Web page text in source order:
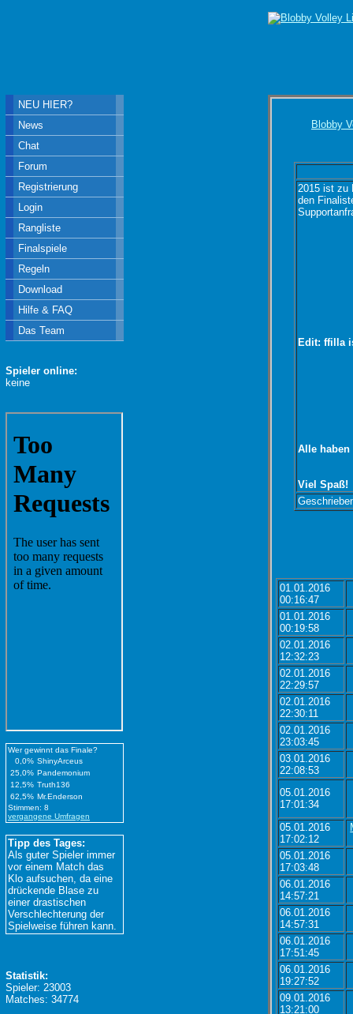
Blobby
2015 ist zu
den
Edit: ffilla
Alle
Viel Spaß!
01.01.2016
00:16:47
01.01.2016
00:19:58
02.01.2016
12:32:23
02.01.2016
22:29:57
02.01.2016
22:30:11
02.01.2016
23:03:45
03.01.2016
22:08:53
05.01.2016
17:01:34
05.01.2016
17:02:12
05.01.2016
17:03:48
06.01.2016
14:57:21
06.01.2016
14:57:31
06.01.2016
17:51:45
06.01.2016
19:27:52
09.01.2016
13:21:00
NEU HIER?
News
Chat
Forum
Registrierung
Login
Rangliste
Finalspiele
Regeln
Download
Hilfe & FAQ
Das Team
Spieler online:
keine
Wer gewinnt das Finale?
0,0% ShinyArceus
25,0% Pandemonium
12,5% Truth136
62,5% Mr.Enderson
Stimmen: 8
vergangene Umfragen
Tipp des Tages:
Als guter Spieler immer
vor einem Match das
Klo aufsuchen, da eine
drückende Blase zu
einer drastischen
Verschlechterung der
Spielweise führen kann.
Statistik:
Spieler: 23003
Matches: 34774